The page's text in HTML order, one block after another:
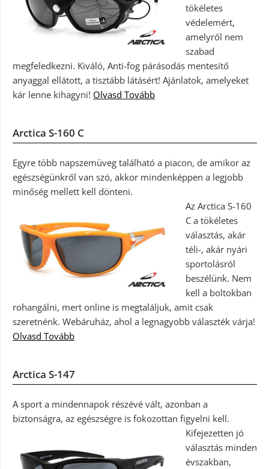
tökéletes
védelemért,
amelyről nem
szabad
megfeledkezni. Kiváló, Anti-fog párásodás mentesítő
anyaggal ellátott, a tisztább látásért! Ajánlatok, amelyeket
kár lenne kihagyni! Olvasd Tovább
Arctica S-160 C
Egyre több napszemüveg található a piacon, de amikor az
egészségünkről van szó, akkor mindenképpen a legjobb
minőség mellett kell dönteni.
Az Arctica S-160
C a tökéletes
választás, akár
téli-, akár nyári
sportolásról
beszélünk. Nem
kell a boltokban
rohangálni, mert online is megtaláljuk, amit csak
szeretnénk. Webáruház, ahol a legnagyobb választék várja!
Olvasd Tovább
Arctica S-147
A sport a mindennapok részévé vált, azonban a
biztonságra, az egészségre is fokozottan figyelni kell.
Kifejezetten jó
választás minden
évszakban,